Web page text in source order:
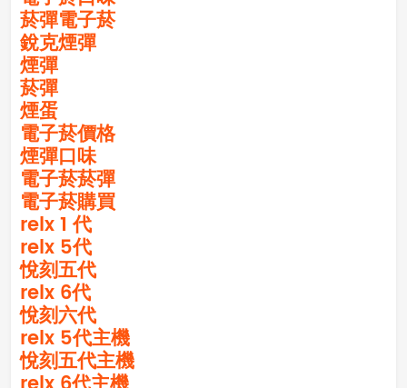
菸彈電子菸
銳克煙彈
煙彈
菸彈
煙蛋
電子菸價格
煙彈口味
電子菸菸彈
電子菸購買
relx 1 代
relx 5代
悅刻五代
relx 6代
悅刻六代
relx 5代主機
悅刻五代主機